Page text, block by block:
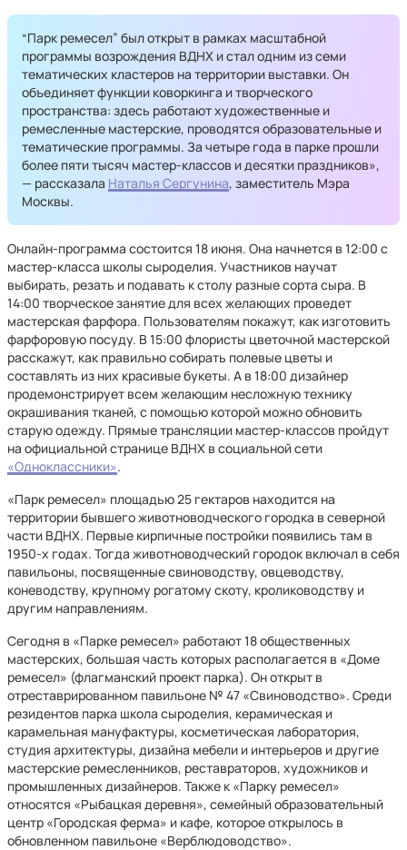
“Парк ремесел” был открыт в рамках масштабной
программы возрождения ВДНХ и стал одним из семи
тематических кластеров на территории выставки. Он
объединяет функции коворкинга и творческого
пространства: здесь работают художественные и
ремесленные мастерские, проводятся образовательные и
тематические программы. За четыре года в парке прошли
более пяти тысяч мастер-классов и десятки праздников»,
— рассказала Наталья Сергунина, заместитель Мэра
Москвы.
Онлайн-программа состоится 18 июня. Она начнется в 12:00 c
мастер-класса школы сыроделия. Участников научат
выбирать, резать и подавать к столу разные сорта сыра. В
14:00 творческое занятие для всех желающих проведет
мастерская фарфора. Пользователям покажут, как изготовить
фарфоровую посуду. В 15:00 флористы цветочной мастерской
расскажут, как правильно собирать полевые цветы и
составлять из них красивые букеты. А в 18:00 дизайнер
продемонстрирует всем желающим несложную технику
окрашивания тканей, с помощью которой можно обновить
старую одежду. Прямые трансляции мастер-классов пройдут
на официальной странице ВДНХ в социальной сети
«Одноклассники».
«Парк ремесел» площадью 25 гектаров находится на
территории бывшего животноводческого городка в северной
части ВДНХ. Первые кирпичные постройки появились там в
1950-х годах. Тогда животноводческий городок включал в себя
павильоны, посвященные свиноводству, овцеводству,
коневодству, крупному рогатому скоту, кролиководству и
другим направлениям.
Сегодня в «Парке ремесел» работают 18 общественных
мастерских, большая часть которых располагается в «Доме
ремесел» (флагманский проект парка). Он открыт в
отреставрированном павильоне № 47 «Свиноводство». Среди
резидентов парка школа сыроделия, керамическая и
карамельная мануфактуры, косметическая лаборатория,
студия архитектуры, дизайна мебели и интерьеров и другие
мастерские ремесленников, реставраторов, художников и
промышленных дизайнеров. Также к «Парку ремесел»
относятся «Рыбацкая деревня», семейный образовательный
центр «Городская ферма» и кафе, которое открылось в
обновленном павильоне «Верблюдоводство».